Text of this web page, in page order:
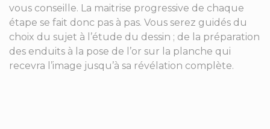
vous conseille. La maitrise progressive de chaque
étape se fait donc pas à pas. Vous serez guidés du
choix du sujet à l’étude du dessin ; de la préparation
des enduits à la pose de l’or sur la planche qui
recevra l’image jusqu’à sa révélation complète.